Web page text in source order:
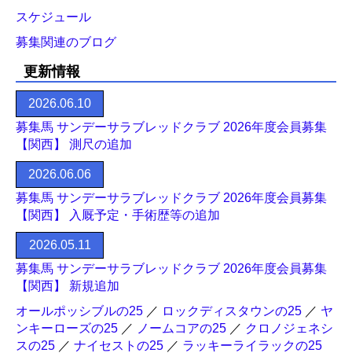
スケジュール
募集関連のブログ
更新情報
2026.06.10
募集馬 サンデーサラブレッドクラブ 2026年度会員募集
【関西】 測尺の追加
2026.06.06
募集馬 サンデーサラブレッドクラブ 2026年度会員募集
【関西】 入厩予定・手術歴等の追加
2026.05.11
募集馬 サンデーサラブレッドクラブ 2026年度会員募集
【関西】 新規追加
オールポッシブルの25 ／ ロックディスタウンの25 ／ ヤ
ンキーローズの25 ／ ノームコアの25 ／ クロノジェネシ
スの25 ／ ナイセストの25 ／ ラッキーライラックの25